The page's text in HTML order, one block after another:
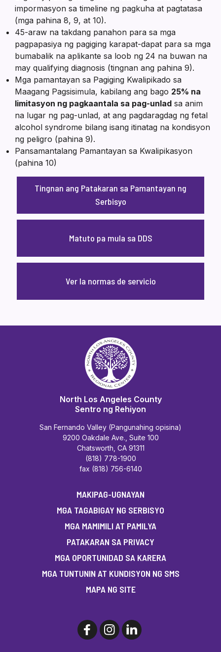
impormasyon sa timeline ng pagkuha at pagtatasa
(mga pahina 8, 9, at 10).
45-araw na takdang panahon para sa mga
pagpapasiya ng pagiging karapat-dapat para sa mga
bumabalik na aplikante sa loob ng 24 na buwan na
may qualifying diagnosis (tingnan ang pahina 9).
Mga pamantayan sa Pagiging Kwalipikado sa
Maagang Pagsisimula, kabilang ang bago 25% na
limitasyon ng pagkaantala sa pag-unlad sa anim
na lugar ng pag-unlad, at ang pagdaragdag ng fetal
alcohol syndrome bilang isang itinatag na kondisyon
ng peligro (pahina 9).
Pansamantalang Pamantayan sa Kwalipikasyon
(pahina 10)
Tingnan ang Patakaran sa Pamantayan ng
Serbisyo
Matuto pa mula sa DDS
Ver la normas de servicio
North Los Angeles County
Sentro ng Rehiyon
San Fernando Valley (Pangunahing opisina)
9200 Oakdale Ave., Suite 100
Chatsworth, CA 91311
(818) 778-1900
fax (818) 756-6140
MAKIPAG-UGNAYAN
MGA TAGABIGAY NG SERBISYO
MGA MAMIMILI AT PAMILYA
PATAKARAN SA PRIVACY
MGA OPORTUNIDAD SA KARERA
MGA TUNTUNIN AT KUNDISYON NG SMS
MAPA NG SITE